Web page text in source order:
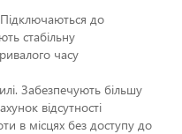
до
стабільну
часу
Забезпечують більшу
відсутності
в місцях без доступу до